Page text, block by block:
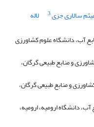
سالاری جزی3 لاله
آب، دانشگاه علوم کشاورزی
و منابع طبیعی گرگان،
و منابع طبیعی گرگان،
دانشگاه ارومیه، ارومیه،